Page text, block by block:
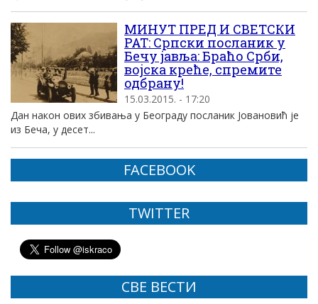
МИНУТ ПРЕД И СВЕТСКИ
РАТ: Српски посланик у
Бечу јавља: Браћо Срби,
војска креће, спремите
одбрану!
15.03.2015. - 17:20
Дан након ових збивања у Београду посланик Јовановић је
из Беча, у десет...
FACEBOOK
TWITTER
СВЕ ВЕСТИ